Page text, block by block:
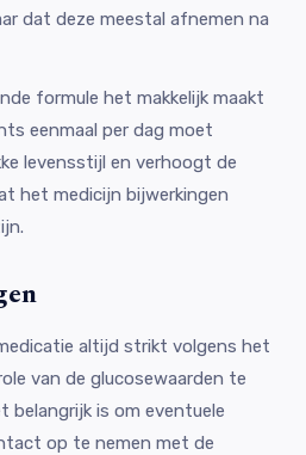
dat deze meestal afnemen na
formule het makkelijk maakt
eenmaal per dag moet
levensstijl en verhoogt de
het medicijn bijwerkingen
altijd strikt volgens het
van de glucosewaarden te
belangrijk is om eventuele
op te nemen met de